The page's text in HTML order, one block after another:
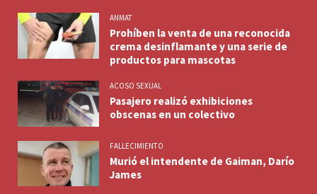
ANMAT
Prohíben la venta de una reconocida
crema desinflamante y una serie de
productos para mascotas
ACOSO SEXUAL
Pasajero realizó exhibiciones
obscenas en un colectivo
FALLECIMIENTO
Murió el intendente de Gaiman, Darío
James